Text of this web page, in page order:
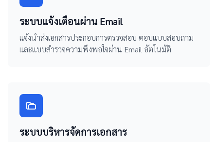
ระบบแจ้งเตือนผ่าน Email
แจ้งนำส่งเอกสารประกอบการตรวจสอบ ตอบแบบสอบถาม
และแบบสำรวจความพึงพอใจผ่าน Email อัตโนมัติ
ระบบบริหารจัดการเอกสาร